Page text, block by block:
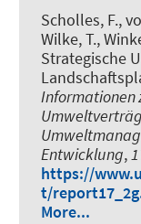
Scholles, F.,
Wilke, T.,
Strategische
Informationen
Entwicklung,
https://
t/
More...